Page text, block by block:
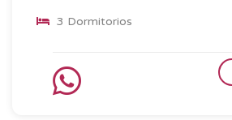
3 Dormitorios